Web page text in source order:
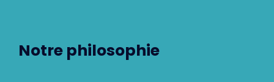
Notre philosophie